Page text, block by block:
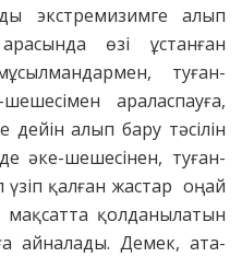
экстремизимге алып
өзі ұстанған
туған-
араласпауға,
алып бару тәсілін
әке-шешесінен, туған-
қалған жастар оңай
мақсатта қолданылатын
айналады. Демек, ата-